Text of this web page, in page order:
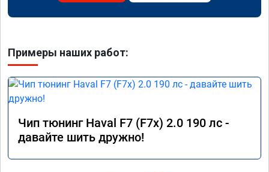
Примеры наших работ:
Чип тюнинг Haval F7 (F7x) 2.0 190 лс -
давайте шить дружно!